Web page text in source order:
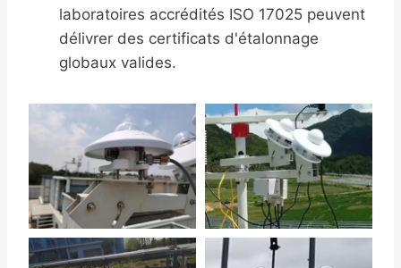
laboratoires accrédités ISO 17025 peuvent
délivrer des certificats d'étalonnage
globaux valides.